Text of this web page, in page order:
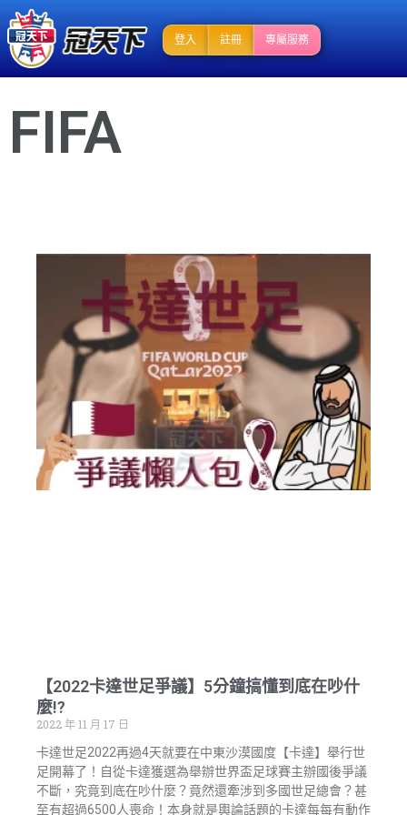
登入 註冊 專屬服務
FIFA
【2022卡達世足爭議】5分鐘搞懂到底在吵什
麼!?
2022 年 11 月 17 日
卡達世足2022再過4天就要在中東沙漠國度【卡達】舉行世
足開幕了！自從卡達獲選為舉辦世界盃足球賽主辦國後爭議
不斷，究竟到底在吵什麼？竟然還牽涉到多國世足總會？甚
至有超過6500人喪命！本身就是輿論話題的卡達每每有動作